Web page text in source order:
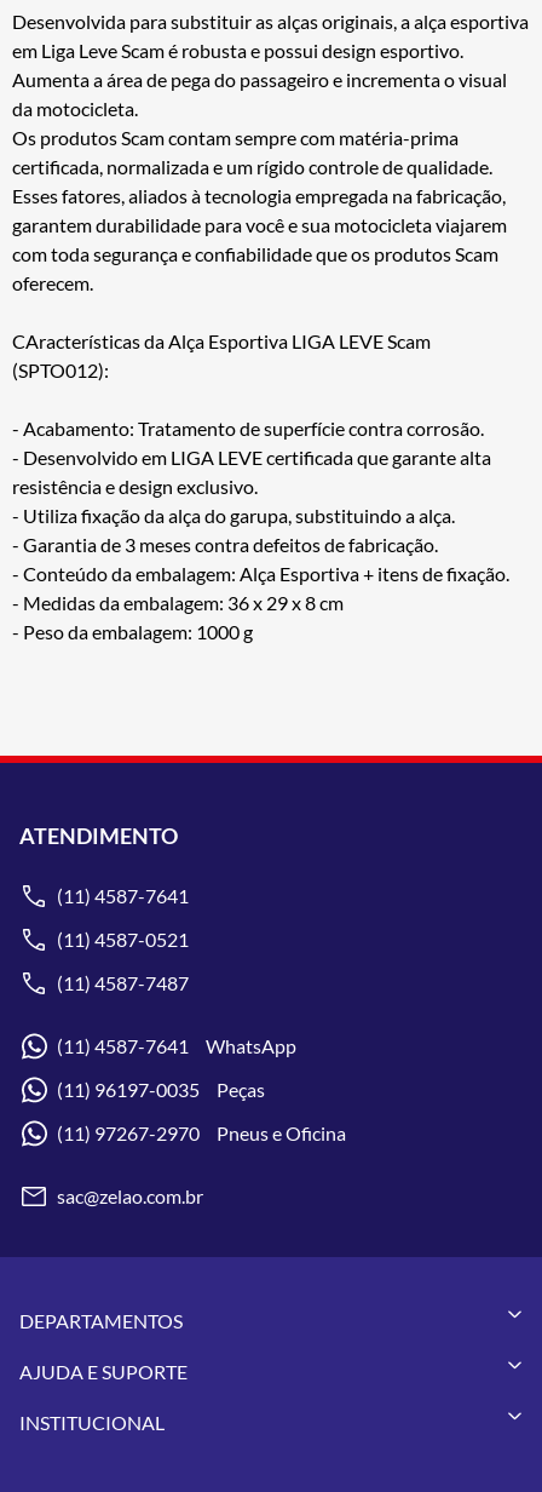
Desenvolvida para substituir as alças originais, a alça esportiva
em Liga Leve Scam é robusta e possui design esportivo.
Aumenta a área de pega do passageiro e incrementa o visual
da motocicleta.
Os produtos Scam contam sempre com matéria-prima
certificada, normalizada e um rígido controle de qualidade.
Esses fatores, aliados à tecnologia empregada na fabricação,
garantem durabilidade para você e sua motocicleta viajarem
com toda segurança e confiabilidade que os produtos Scam
oferecem.
CAracterísticas da Alça Esportiva LIGA LEVE Scam
(SPTO012):
- Acabamento: Tratamento de superfície contra corrosão.
- Desenvolvido em LIGA LEVE certificada que garante alta
resistência e design exclusivo.
- Utiliza fixação da alça do garupa, substituindo a alça.
- Garantia de 3 meses contra defeitos de fabricação.
- Conteúdo da embalagem: Alça Esportiva + itens de fixação.
- Medidas da embalagem: 36 x 29 x 8 cm
- Peso da embalagem: 1000 g
ATENDIMENTO
(11) 4587-7641
(11) 4587-0521
(11) 4587-7487
(11) 4587-7641 WhatsApp
(11) 96197-0035 Peças
(11) 97267-2970 Pneus e Oficina
sac@zelao.com.br
DEPARTAMENTOS
Vestuários
Pneus
AJUDA E SUPORTE
Meus Pedidos
INSTITUCIONAL